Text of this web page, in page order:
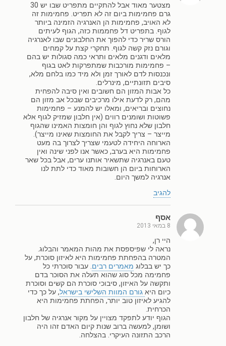
מצטער מאוד אבל להתקיים מתפריט שבו יש 30
גרם פחמימות ביום זה לא תפריט. פחמימות זה
לא האויב, פחמימות הן האנרגיה הזמינה ביותר
לגוף. בתפריט דל פחממות כזה, הגוף לעיתים
הורס שריר כדי להפוך את החלבונים שבו לאנרגיה
וגורם נזק קשה לגוף. תחקרי קצת על קמחים
מלאים ודגנים מלאים ותראי כמה סגולות יש בהם
– פחמימות מורכבות שמתפרקות לאט בגוף
ונכנסות לדם לאורך זמן ולא מיד כמו בלחם מלא,
סיבים תזונתיים, מינרלים.
כל אבות המזון הם חשובים ואין סיבה להפחית
מהם, רק לדעת אילו מרכיבים שבכל אב מזון הם
נחוצים ובריאים, ומאלו יש להמנע – פחמימות
פשוטות ושומנים רווים (אין חלבון שמזיק לגוף אלא
חלבון שלא נחוץ לגוף והן חומצות האמינו שהגוף
מייצר – צריך לקבל את החומצות שאינו מייצר).
הארוחה היחידה לטעמי שצריך לצרוך בה מעט
פחמימות היא בערב, כאשר אנו לפני שינה ואין
טעם באנרגיה שתשאיר אותנו ערים, אבל בכל שאר
הארוחות ביום הן חשובות מאוד כדי לתת לנו
אנרגיה למשך היום.
להגיב
אסף
8 במאי 2013
היי רן,
נראה לי שפיספסת את מהות המאמר והבלוג.
המטרה בהפחתת פחמימות היא לאיזון סוכרת, על
כך יש בבלוג מאמרים רבים. עבור סוכרתי כל
פחמימה מכל סוג שהוא תעלה את הסוכר בדם
ותקשה על האיזון, סיבוכי סוכרת הם קשים וסוכרת
כיום היא גורם המוות השלישי בישראל, על כך כדי
להגיע לאיזון טוב יותר, הפחתת פחמימות היא
הכרחית.
הגוף יודע לתפקד מצויין על מקור אנרגיה של חלבון
ושומן, למעשה ברוב שנות קיום האדם זהו היה
הרכב התזונה העיקרי. בהצלחה.